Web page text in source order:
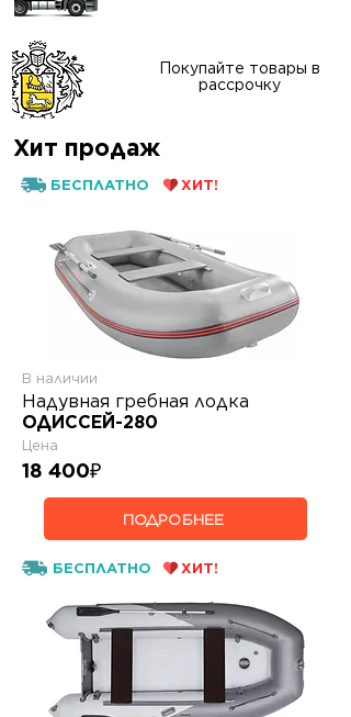
Покупайте товары в
рассрочку
Хит продаж
Надувная гребная лодка
ОДИССЕЙ-280
В наличии
Цена
18 400₽
БЕСПЛАТНО ХИТ!
ПОДРОБНЕЕ
БЕСПЛАТНО ХИТ!